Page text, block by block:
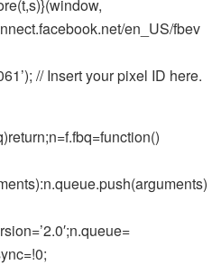
en_US/fbev
// Insert your pixel ID here.